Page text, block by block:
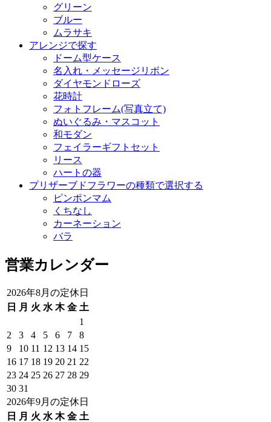
グリーン
ブルー
ムラサキ
アレンジで探す
ドーム型ケース
名入れ・メッセージリボン
ダイヤモンドローズ
花時計
フォトフレーム(写真立て)
ぬいぐるみ・マスコット
和モダン
フェイラーギフトセット
リース
ハートの器
プリザーブドフラワーの種類で選択する
ピンポンマム
くちなし
カーネーション
バラ
営業カレンダー
2026年8月の定休日
日
月 火 水 木 金 土
1
2
3 4 5 6 7
8
9
10 11 12 13 14 15
16 17 18 19 20 21 22
23 24 25 26 27 28 29
30 31
2026年9月の定休日
日
月 火 水 木 金 土